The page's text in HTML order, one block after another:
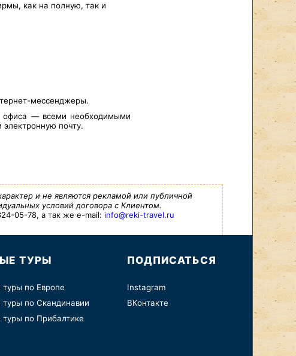
как на полную, так и
мессенджеры.
офиса — всеми необходимыми
почту.
и не являются рекламой или публичной
условий договора с Клиентом.
05-78, а так же e-mail: info@reki-travel.ru
ТУРЫ
туры по Европе
туры по Скандинавии
туры по Прибалтике
ПОДПИСАТЬСЯ
Instagram
ВКонтакте